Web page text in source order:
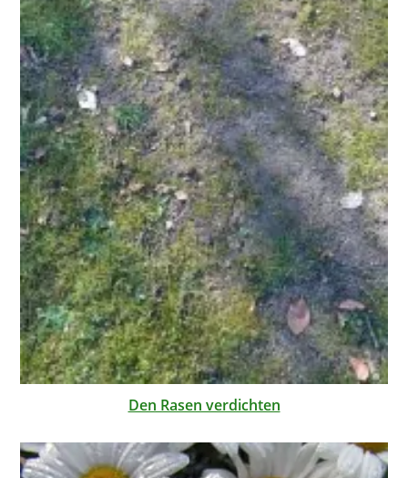
Den Rasen verdichten